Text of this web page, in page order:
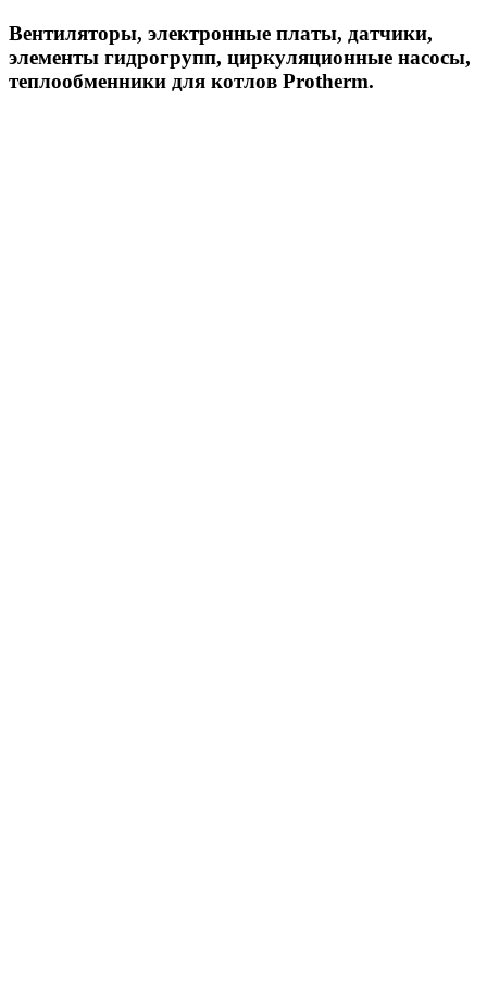
Вентиляторы, электронные платы, датчики,
элементы гидрогрупп, циркуляционные насосы,
теплообменники для котлов Protherm.